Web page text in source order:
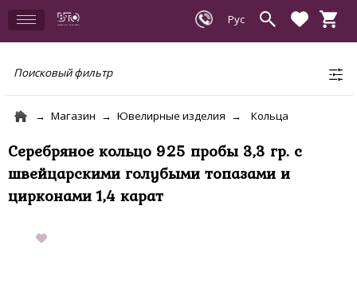
Поисковый фильтр
Магазин Ювелирные изделия Кольца
Серебряное кольцо 925 пробы 3,3 гр. с
швейцарскими голубыми топазами и
цирконами 1,4 карат